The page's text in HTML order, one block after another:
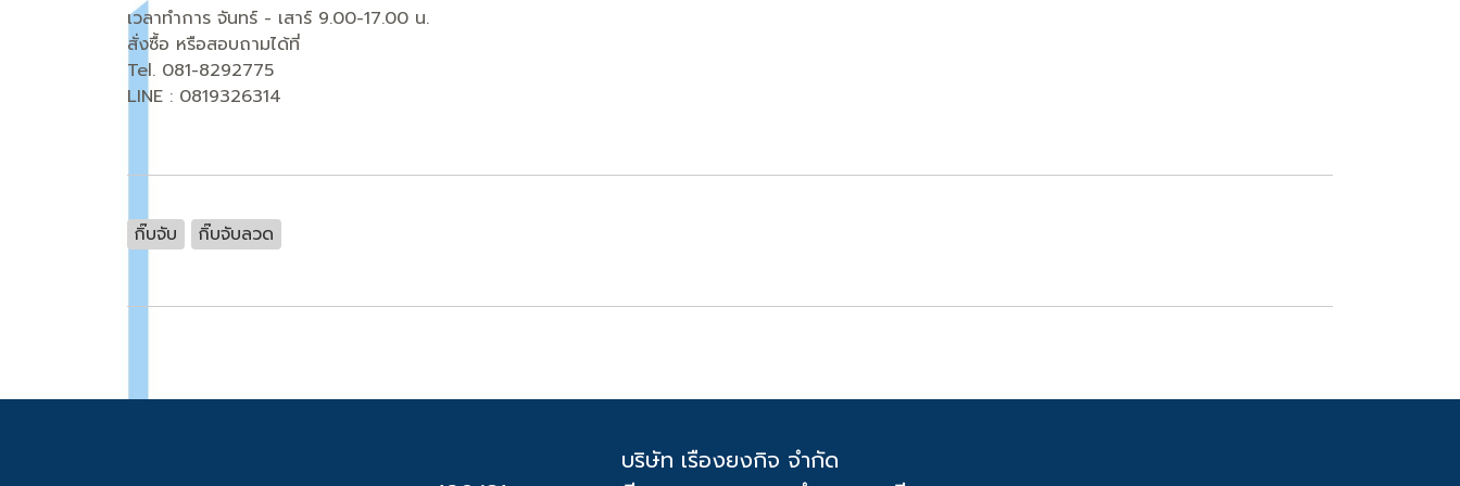
เวลาทำการ จันทร์ - เสาร์ 9.00-17.00 น.
สั่งซื้อ หรือสอบถามได้ที่
Tel. 081-8292775
LINE : 0819326314
กิ๊บจับ กิ๊บจับลวด
บริษัท เรืองยงกิจ จำกัด